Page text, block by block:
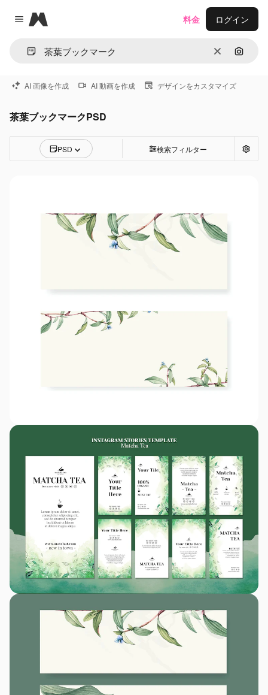
Close menu
Magnific
消去 画像で
料金 ログイン
AI 画像を作成 AI 動画を作成 デザインをカスタマイズ
茶葉ブックマークPSD
PSD 検索フィルター